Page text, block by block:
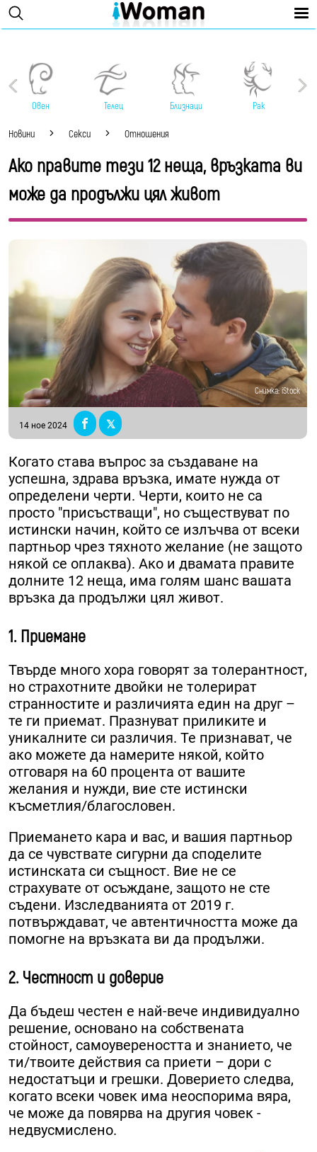
Овен Телец Близнаци Рак
Новини Секси Отношения
Ако правите тези 12 неща, връзката ви
може да продължи цял живот
Снимка: iStock
14 ное 2024
Когато става въпрос за създаване на
успешна, здрава връзка, имате нужда от
определени черти. Черти, които не са
просто "присъстващи", но съществуват по
истински начин, който се излъчва от всеки
партньор чрез тяхното желание (не защото
някой се оплаква). Ако и двамата правите
долните 12 неща, има голям шанс вашата
връзка да продължи цял живот.
1. Приемане
Твърде много хора говорят за толерантност,
но страхотните двойки не толерират
странностите и различията един на друг –
те ги приемат. Празнуват приликите и
уникалните си различия. Те признават, че
ако можете да намерите някой, който
отговаря на 60 процента от вашите
желания и нужди, вие сте истински
късметлия/благословен.
Приемането кара и вас, и вашия партньор
да се чувствате сигурни да споделите
истинската си същност. Вие не се
страхувате от осъждане, защото не сте
съдени. Изследванията от 2019 г.
потвърждават, че автентичността може да
помогне на връзката ви да продължи.
2. Честност и доверие
Да бъдеш честен е най-вече индивидуално
решение, основано на собствената
стойност, самоувереността и знанието, че
ти/твоите действия са приети – дори с
недостатъци и грешки. Доверието следва,
когато всеки човек има неоспорима вяра,
че може да повярва на другия човек -
недвусмислено.